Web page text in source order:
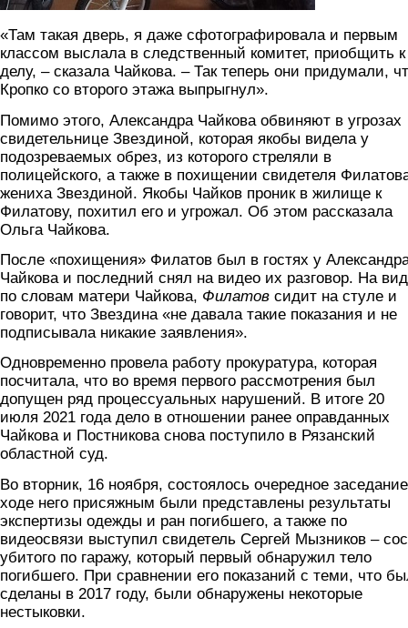
«Там такая дверь, я даже сфотографировала и первым
классом выслала в следственный комитет, приобщить к
делу, – сказала Чайкова. – Так теперь они придумали,
Кропко со второго этажа выпрыгнул».
Помимо этого, Александра Чайкова обвиняют в угрозах
свидетельнице Звездиной, которая якобы видела у
подозреваемых обрез, из которого стреляли в
полицейского, а также в похищении свидетеля
жениха Звездиной. Якобы Чайков проник в жилище к
Филатову, похитил его и угрожал. Об этом рассказала
Ольга Чайкова.
После «похищения» Филатов был в гостях у
Чайкова и последний снял на видео их разговор. На
по словам матери Чайкова, Филатов сидит на стуле и
говорит, что Звездина «не давала такие показания и не
подписывала никакие заявления».
Одновременно провела работу прокуратура, которая
посчитала, что во время первого рассмотрения был
допущен ряд процессуальных нарушений. В итоге 20
июля 2021 года дело в отношении ранее оправданных
Чайкова и Постникова снова поступило в Рязанский
областной суд.
Во вторник, 16 ноября, состоялось очередное
ходе него присяжным были представлены результаты
экспертизы одежды и ран погибшего, а также по
видеосвязи выступил свидетель Сергей Мызников –
убитого по гаражу, который первый обнаружил тело
погибшего. При сравнении его показаний с теми, что
сделаны в 2017 году, были обнаружены некоторые
нестыковки.